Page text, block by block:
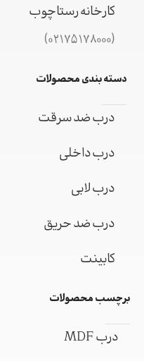
کارخانه رستاچوب
(02175178000)
دسته بندی محصولات
درب ضد سرقت
درب داخلی
درب لابی
درب ضد حریق
کابینت
برچسب محصولات
درب MDF